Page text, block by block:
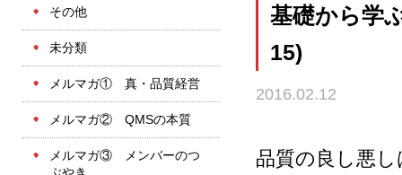
その他
未分類
メルマガ① 真・品質経営
メルマガ② QMSの本質
メルマガ③ メンバーのつ
基礎から学
15)
2016.02.12
品質の良し悪